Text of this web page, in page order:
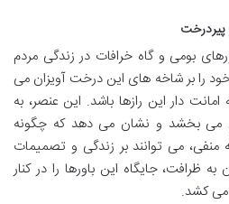
پیردرخت
بومی و گاه خرافات در زندگی مردم
را بر شاخه های این درخت آویزان می
امانت دار این رازها باشد. این عنصر، به
می بخشد و نشان می دهد که چگونه
می توانند بر زندگی و تصمیمات
به ظرافت، جایگاه این باورها را در کنار
می کشد.